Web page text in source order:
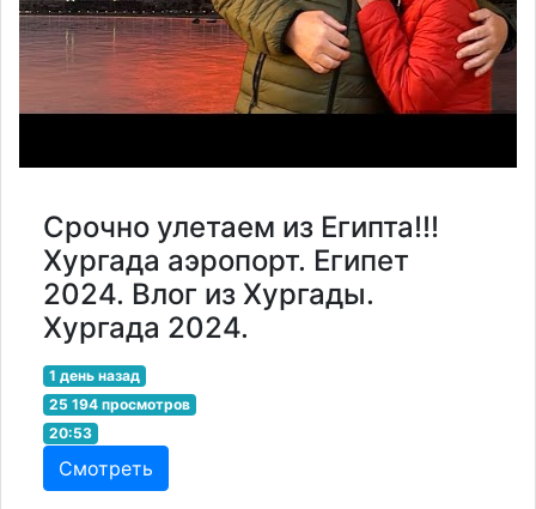
Срочно улетаем из Египта!!!
Хургада аэропорт. Египет
2024. Влог из Хургады.
Хургада 2024.
1 день назад
25 194 просмотров
20:53
Смотреть